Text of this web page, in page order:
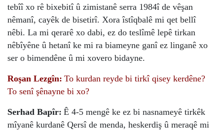
tebîî xo rê bixebitî û zimistanê serra 1984î de vêşan
nêmanî, cayêk de bisetirî. Xora îstîqbalê mi qet bellî
nêbi. La mi qerarê xo dabi, ez do teslîmê lepê tirkan
nêbîyêne û hetanî ke mi ra biameyne ganî ez linganê xo
ser o bimendêne û mi xovero bidayne.
Roşan Lezgîn: To kurdan reyde bi tirkî qisey kerdêne?
To senî şênayne bi xo?
Serhad Bapîr: Ê 4-5 mengê ke ez bi nasnameyê tirkêk
mîyanê kurdanê Qersî de menda, heskerdiş û meraqê mi